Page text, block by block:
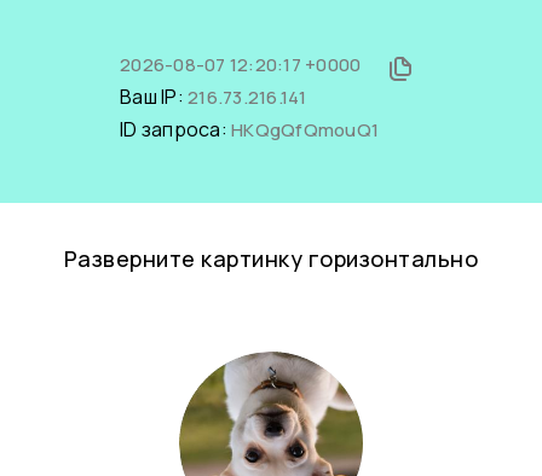
2026-08-07 12:20:17 +0000
Ваш IP: 216.73.216.141
ID запроса: HKQgQfQmouQ1
Разверните картинку горизонтально